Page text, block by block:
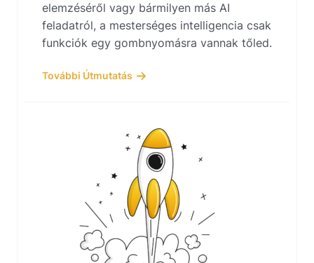
elemzéséről vagy bármilyen más AI
feladatról, a mesterséges intelligencia csak
funkciók egy gombnyomásra vannak tőled.
További Útmutatás